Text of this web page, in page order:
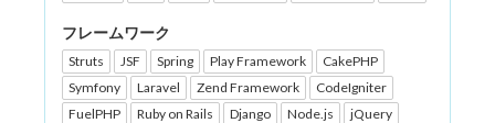
フレームワーク
Struts JSF Spring Play Framework
CakePHP
Symfony
Laravel Zend Framework
CodeIgniter
FuelPHP
Ruby on Rails Django Node.js
jQuery